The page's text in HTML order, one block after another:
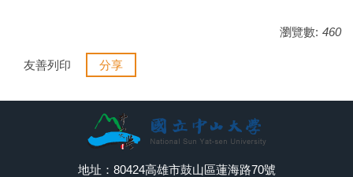
瀏覽數: 460
友善列印 分享
地址：80424高雄市鼓山區蓮海路70號